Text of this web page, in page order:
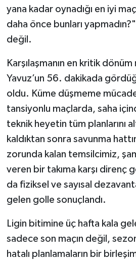
yana kadar oynadığı en iyi
daha önce bunları
değil.
Karşılaşmanın en kritik
Yavuz’un 56. dakikada
oldu. Küme düşmeme
tansiyonlu maçlarda, saha
teknik heyetin tüm planlarını
kaldıktan sonra savunma
zorunda kalan temsilcimiz,
veren bir takıma karşı direnç
da fiziksel ve sayısal
gelen golle sonuçlandı.
Ligin bitimine üç hafta kala
sadece son maçın değil,
hatalı planlamaların bir